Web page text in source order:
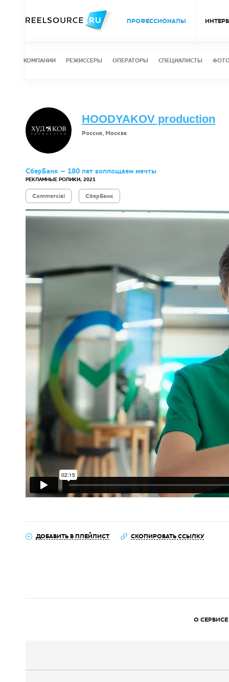
ПРОФЕССИОНАЛЫ
КОМПАНИИ РЕЖИССЕРЫ ОПЕРАТОРЫ СПЕЦИАЛИСТЫ
HOODYAKOV production
Россия, Москва
СберБанк – 180 лет воплощаем мечты
РЕКЛАМНЫЕ РОЛИКИ, 2021
Commercial СберБанк
ДОБАВИТЬ В ПЛЕЙЛИСТ СКОПИРОВАТЬ ССЫЛКУ
О СЕРВИСЕ